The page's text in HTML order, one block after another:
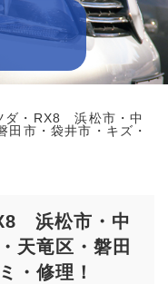
g
a
t
i
o
・RX8 浜松市・中
田市・袋井市・キズ・
浜松市・中
天竜区・磐田
・修理！